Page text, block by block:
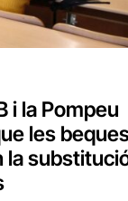
i la Pompeu
les
la